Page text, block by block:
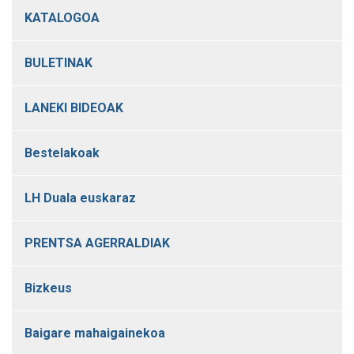
KATALOGOA
BULETINAK
LANEKI BIDEOAK
Bestelakoak
LH Duala euskaraz
PRENTSA AGERRALDIAK
Bizkeus
Baigare mahaigainekoa